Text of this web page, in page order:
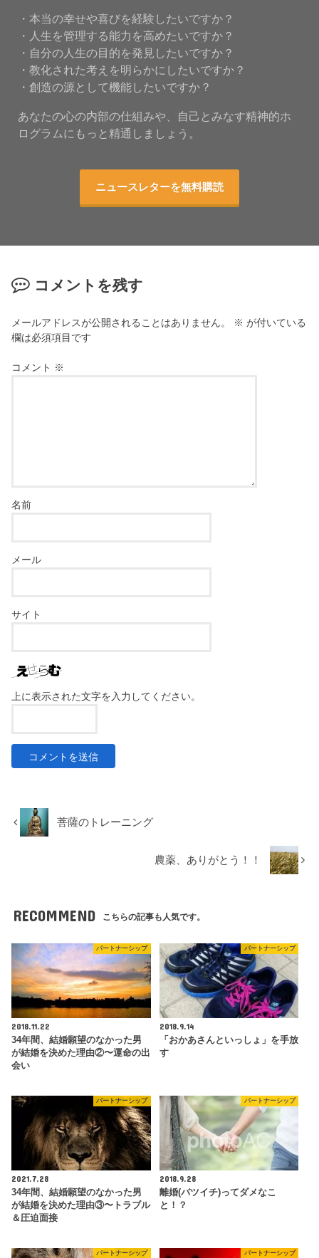
・本当の幸せや喜びを経験したいですか？
・人生を管理する能力を高めたいですか？
・自分の人生の目的を発見したいですか？
・教化された考えを明らかにしたいですか？
・創造の源として機能したいですか？
あなたの心の内部の仕組みや、自己とみなす精神的ホ
ログラムにもっと精通しましょう。
ニュースレターを無料購読
コメントを残す
メールアドレスが公開されることはありません。 ※ が付いている
欄は必須項目です
コメント ※
名前
メール
サイト
上に表示された文字を入力してください。
菩薩のトレーニング
農薬、ありがとう！！
RECOMMEND こちらの記事も人気です。
パートナーシップ
2018.11.22
34年間、結婚願望のなかった男
が結婚を決めた理由②〜運命の出
会い
パートナーシップ
2018.9.14
「おかあさんといっしょ」を手放
す
パートナーシップ
2021.7.28
34年間、結婚願望のなかった男
が結婚を決めた理由③〜トラブル
＆圧迫面接
パートナーシップ
2018.9.28
離婚(バツイチ)ってダメなこ
と！？
パートナーシップ パートナーシップ